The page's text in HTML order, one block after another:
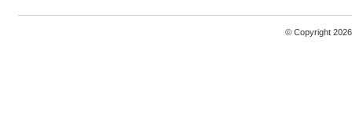
© Copyright